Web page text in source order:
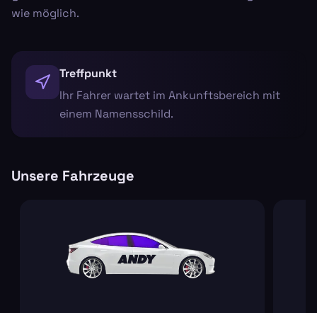
wie möglich.
Treffpunkt
Ihr Fahrer wartet im Ankunftsbereich mit
einem Namensschild.
Unsere Fahrzeuge